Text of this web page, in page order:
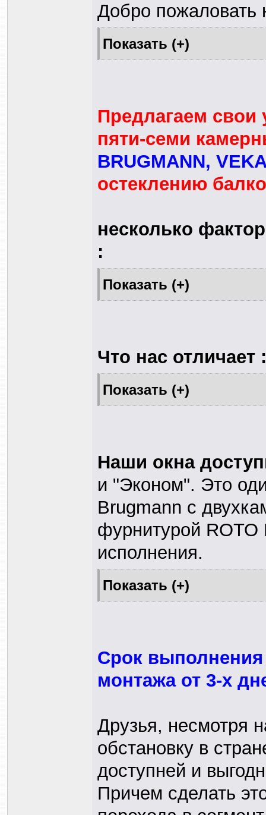
Добро пожаловать
Предлагаем свои
пяти-семи
BRUGMANN,
остеклению
несколько
:
Что нас отличает :
Наши окна
и "Эконом". Это
Brugmann с
фурнитурой ROTO
исполнения.
Срок выполнения
монтажа от 3-х
Друзья, несмотря
обстановку в
доступней и
Причем сделать